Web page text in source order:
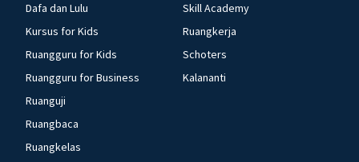
Dafa dan Lulu
Kursus for Kids
Ruangguru for Kids
Ruangguru for Business
Ruanguji
Ruangbaca
Ruangkelas
Skill Academy
Ruangkerja
Schoters
Kalananti